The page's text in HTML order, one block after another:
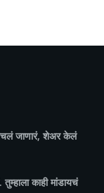
जाणारं, शेअर केलं
काही मांडायचं